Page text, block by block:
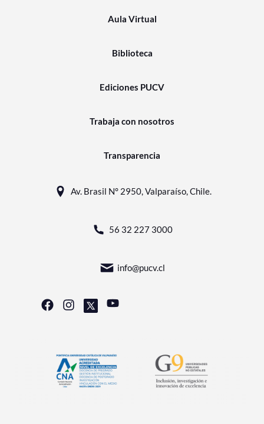
Aula Virtual
Biblioteca
Ediciones PUCV
Trabaja con nosotros
Transparencia
Av. Brasil N° 2950, Valparaíso, Chile.
56 32 227 3000
info@pucv.cl